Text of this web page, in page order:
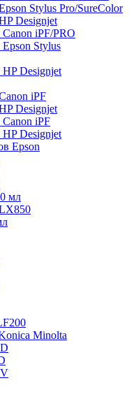
Stylus Pro/SureColor
Designjet
iPF/PRO
Stylus
Designjet
iPF
Designjet
iPF
Designjet
Epson
мл
Minolta